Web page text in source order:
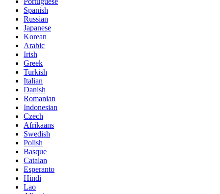
Spanish
Russian
Japanese
Korean
Arabic
Irish
Greek
Turkish
Italian
Danish
Romanian
Indonesian
Czech
Afrikaans
Swedish
Polish
Basque
Catalan
Esperanto
Hindi
Lao